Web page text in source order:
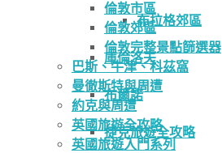
布拉格郊區
庫倫洛夫
布爾諾
捷克旅遊全攻略
倫敦市區
倫敦郊區
倫敦完整景點篩選器
巴斯、牛津、科茲窩
曼徹斯特與周遭
約克與周遭
英國旅遊全攻略
英國旅遊入門系列